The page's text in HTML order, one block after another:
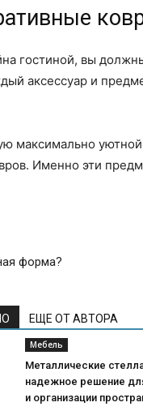
гостиной, вы
аксессуар и
максимально
Именно эти
форма?
ЕЩЕ ОТ АВТОРА
Мебель
Металлические
надежное решение
и организации